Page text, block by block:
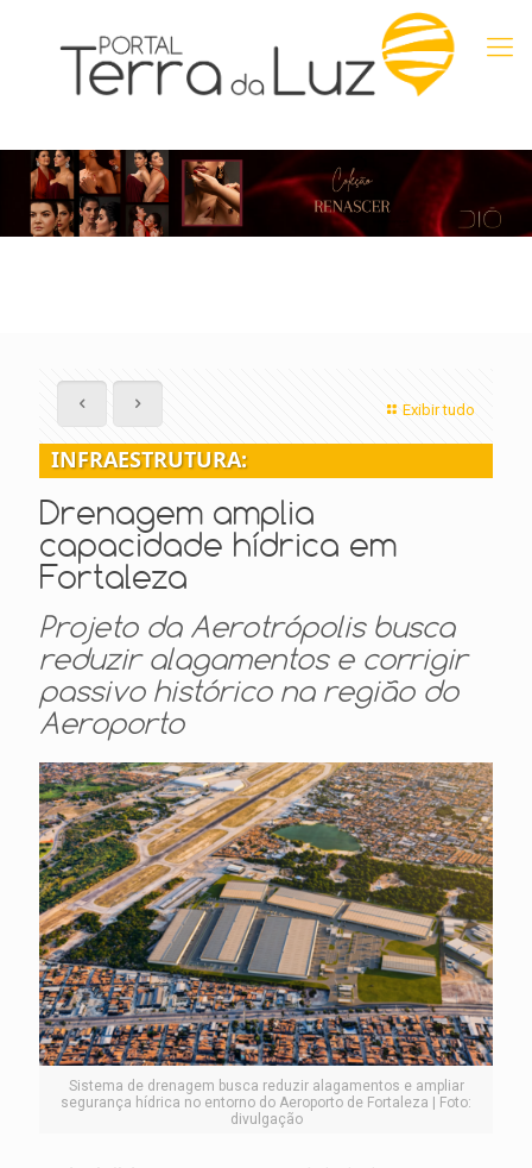
Exibir tudo
INFRAESTRUTURA:
Drenagem amplia
capacidade hídrica em
Fortaleza
Projeto da Aerotrópolis busca
reduzir alagamentos e corrigir
passivo histórico na região do
Aeroporto
Sistema de drenagem busca reduzir alagamentos e ampliar
segurança hídrica no entorno do Aeroporto de Fortaleza | Foto:
divulgação